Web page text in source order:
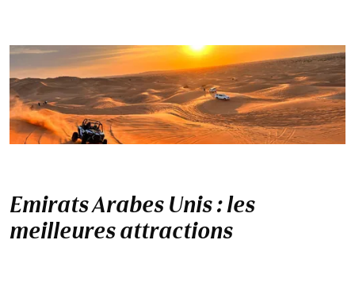
Emirats Arabes Unis : les
meilleures attractions